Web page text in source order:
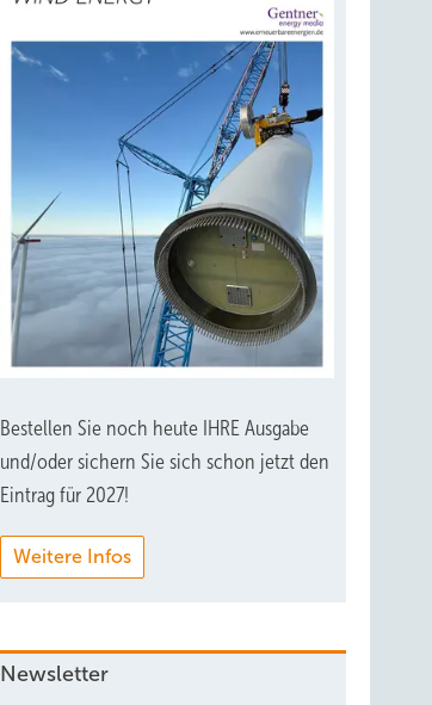
Bestellen Sie noch heute IHRE Ausgabe
und/oder sichern Sie sich schon jetzt den
Eintrag für 2027!
Weitere Infos
Newsletter